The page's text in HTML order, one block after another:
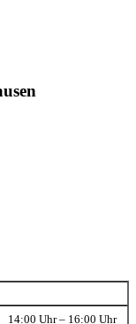
14:00 Uhr – 16:00 Uhr